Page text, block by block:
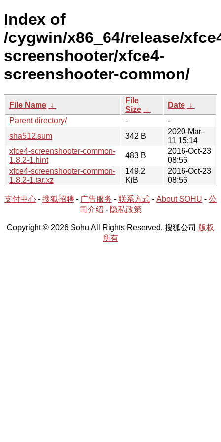
Index of
/cygwin/x86_64/release/
screenshooter/xfce4-
screenshooter-common/
File Name ↓
File
Size ↓
Date ↓
Parent directory/
-
-
sha512.sum
342 B
2020-Mar-
11 15:14
xfce4-screenshooter-common-
1.8.2-1.hint
483 B
2016-Oct-23
08:56
xfce4-screenshooter-common-
1.8.2-1.tar.xz
149.2
KiB
2016-Oct-23
08:56
支付中心 - 搜狐招聘 - 广告服务 - 联系方式 - About SOHU - 公
司介绍 - 隐私政策
Copyright © 2026 Sohu All Rights Reserved. 搜狐公司 版权
所有